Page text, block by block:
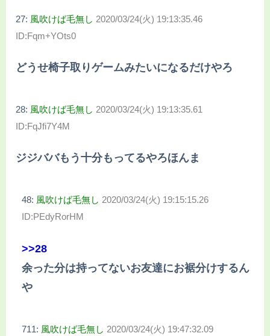
27: 風吹けば毛無し 2020/03/24(火) 19:13:35.46
ID:Fqm+YOts0
どうせ椅子取りゲームみたいになるだけやろ
28: 風吹けば毛無し 2020/03/24(火) 19:13:35.61
ID:FqJfi7Y4M
ジジババもう十分もってるやろほんま
48: 風吹けば毛無し 2020/03/24(火) 19:15:15.26
ID:PEdyRorHM
>>28
余った分は持ってないお友達にお裾分けするん
や
711: 風吹けば毛無し 2020/03/24(火) 19:47:32.09